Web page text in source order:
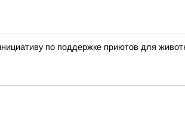
по поддержке приютов для